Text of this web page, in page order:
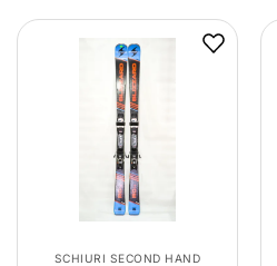
SCHIURI SECOND HAND